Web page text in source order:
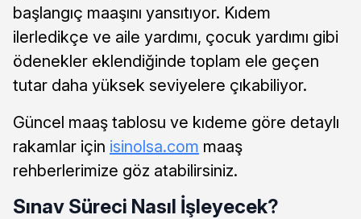
başlangıç maaşını yansıtıyor. Kıdem
ilerledikçe ve aile yardımı, çocuk yardımı gibi
ödenekler eklendiğinde toplam ele geçen
tutar daha yüksek seviyelere çıkabiliyor.
Güncel maaş tablosu ve kıdeme göre detaylı
rakamlar için isinolsa.com maaş
rehberlerimize göz atabilirsiniz.
Sınav Süreci Nasıl İşleyecek?